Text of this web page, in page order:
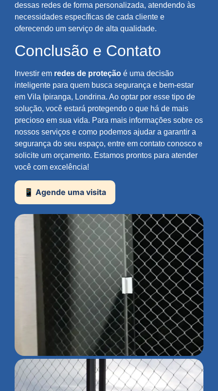
dessas redes de forma personalizada, atendendo às
necessidades específicas de cada cliente e
oferecendo um serviço de alta qualidade.
Conclusão e Contato
Investir em redes de proteção é uma decisão
inteligente para quem busca segurança e bem-estar
em Vila Ipiranga, Londrina. Ao optar por esse tipo de
solução, você estará protegendo o que há de mais
precioso em sua vida. Para mais informações sobre os
nossos serviços e como podemos ajudar a garantir a
segurança do seu espaço, entre em contato conosco e
solicite um orçamento. Estamos prontos para atender
você com excelência!
📱 Agende uma visita